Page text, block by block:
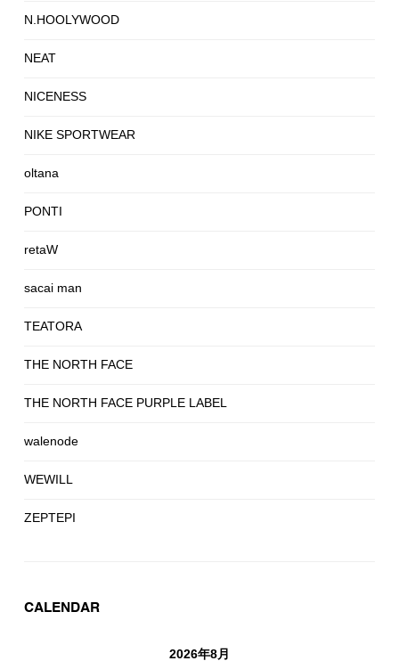
N.HOOLYWOOD
NEAT
NICENESS
NIKE SPORTWEAR
oltana
PONTI
retaW
sacai man
TEATORA
THE NORTH FACE
THE NORTH FACE PURPLE LABEL
walenode
WEWILL
ZEPTEPI
CALENDAR
2026年8月